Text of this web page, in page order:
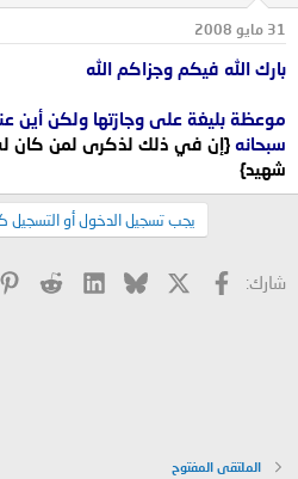
31 مايو 2008
بارك الله فيكم وجزاكم الله
موعظة بليغة على وجازتها ولكن أين
سبحانه {إن في ذلك لذكرى لمن كان
شهيد}
يجب تسجيل الدخول أو التسجيل
شارك: فيسبوك Bluesky
LinkedIn
Reddit
الملتقى المفتوح